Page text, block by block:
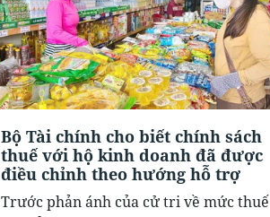
Bộ Tài chính cho biết chính sách
thuế với hộ kinh doanh đã được
điều chỉnh theo hướng hỗ trợ
Trước phản ánh của cử tri về mức thuế